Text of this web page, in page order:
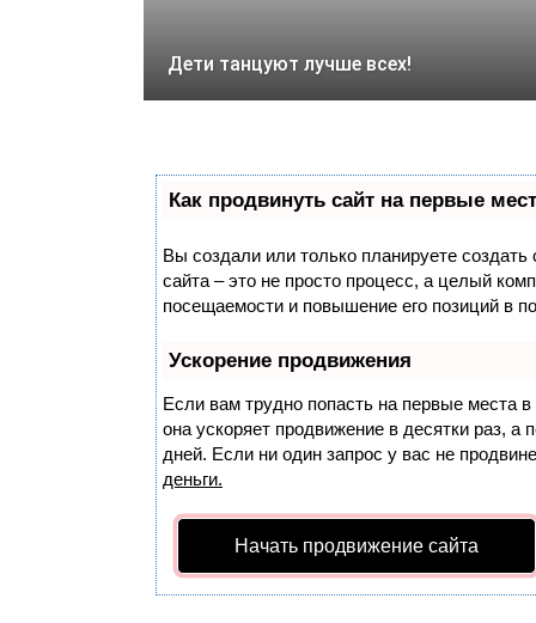
Дети танцуют лучше всех!
Как продвинуть сайт на первые
Вы создали или только планируете создать
сайта – это не просто процесс, а целый
посещаемости и повышение его позиций в
Ускорение продвижения
Если вам трудно попасть на первые места
она ускоряет продвижение в десятки раз,
дней. Если ни один запрос у вас не
деньги.
Начать продвижение сайта